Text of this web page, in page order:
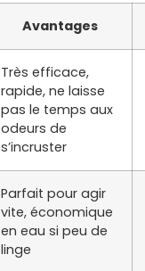
Avantages
Très efficace,
rapide, ne laisse
pas le temps aux
odeurs de
s’incruster
Parfait pour agir
vite, économique
en eau si peu de
linge